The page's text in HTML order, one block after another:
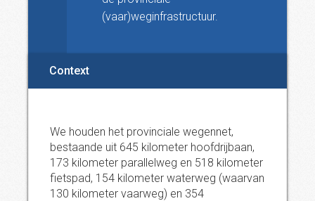
(vaar)weginfrastructuur.
Context
We houden het provinciale wegennet,
bestaande uit 645 kilometer hoofdrijbaan,
173 kilometer parallelweg en 518 kilometer
fietspad, 154 kilometer waterweg (waarvan
130 kilometer vaarweg) en 354